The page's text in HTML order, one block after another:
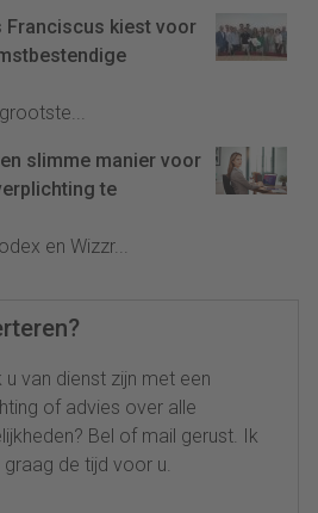
Franciscus kiest voor
slimme manier voor
te
en Wizzr...
u van dienst zijn met een
of advies over alle
Bel of mail gerust. Ik
graag de tijd voor u.